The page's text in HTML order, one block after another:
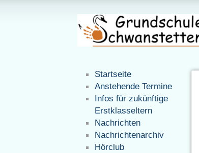
Startseite
Anstehende Termine
Infos für zukünftige
Erstklasseltern
Nachrichten
Nachrichtenarchiv
Hörclub